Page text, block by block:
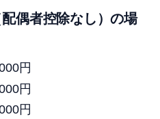
偶者控除なし）の場
円
円
円